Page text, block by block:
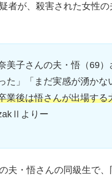
者が、殺害された女性
美子さんの夫・悟（69
た」「まだ実感が湧か
業後は悟さんが出場す
よりー
夫・悟さんの同級生で